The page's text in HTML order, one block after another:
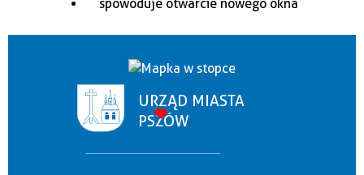
URZĄD MIASTA
PSZÓW